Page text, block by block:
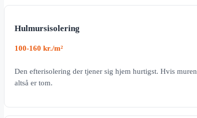
Hulmursisolering
100-160 kr./m²
Den efterisolering der tjener sig hjem hurtigst. Hvis muren
altså er tom.